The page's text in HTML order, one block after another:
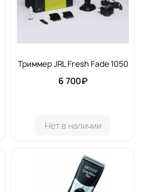
Триммер JRL Fresh Fade 1050
6 700₽
Нет в наличии